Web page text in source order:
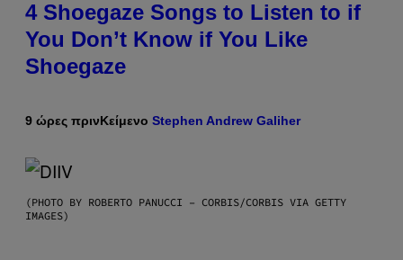
4 Shoegaze Songs to Listen to if
You Don’t Know if You Like
Shoegaze
9 ώρες πρινΚείμενο Stephen Andrew Galiher
(PHOTO BY ROBERTO PANUCCI – CORBIS/CORBIS VIA GETTY
IMAGES)